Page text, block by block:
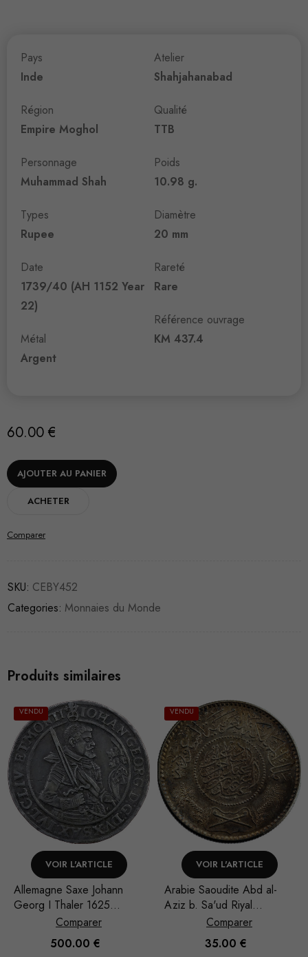
Pays
Inde
Région
Empire Moghol
Personnage
Muhammad Shah
Types
Rupee
Date
1739/40 (AH 1152 Year
22)
Métal
Argent
Atelier
Shahjahanabad
Qualité
TTB
Poids
10.98 g.
Diamètre
20 mm
Rareté
Rare
Référence ouvrage
KM 437.4
60.00 €
AJOUTER AU PANIER
ACHETER
Comparer
SKU: CEBY452
Categories: Monnaies du Monde
Produits similaires
VENDU
VOIR L'ARTICLE
Allemagne Saxe Johann
Georg I Thaler 1625
Comparer
500.00 €
VENDU
VOIR L'ARTICLE
Arabie Saoudite Abd al-
Aziz b. Sa'ud Riyal
1935/AH 1354
Comparer
35.00 €
Nécessaire
Ces cookies